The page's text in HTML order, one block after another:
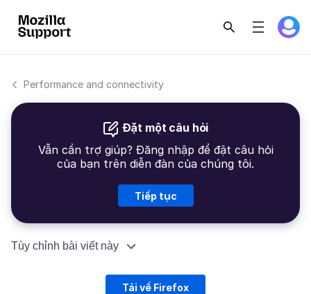
Performance and connectivity
Đặt một câu hỏi
Vẫn cần trợ giúp? Đăng nhập để đặt câu hỏi
của bạn trên diễn đàn của chúng tôi.
Tiếp tục
Tùy chỉnh bài viết này
Tải về Firefox